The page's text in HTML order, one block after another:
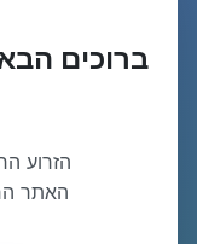
ברוכים
הזרוע
האתר